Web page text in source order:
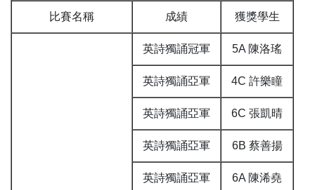
比賽名稱 成績 獲獎學生
英詩獨誦冠軍 5A 陳洛瑤
英詩獨誦亞軍 4C 許樂瞳
英詩獨誦亞軍 6C 張凱晴
英詩獨誦亞軍 6B 蔡善揚
英詩獨誦亞軍 6A 陳浠堯